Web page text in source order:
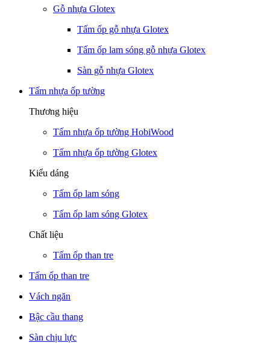
Gỗ nhựa Glotex
Tấm ốp gỗ nhựa Glotex
Tấm ốp lam sóng gỗ nhựa Glotex
Sàn gỗ nhựa Glotex
Tấm nhựa ốp tường
Thương hiệu
Tấm nhựa ốp tường HobiWood
Tấm nhựa ốp tường Glotex
Kiểu dáng
Tấm ốp lam sóng
Tấm ốp lam sóng Glotex
Chất liệu
Tấm ốp than tre
Tấm ốp than tre
Vách ngăn
Bậc cầu thang
Sàn chịu lực